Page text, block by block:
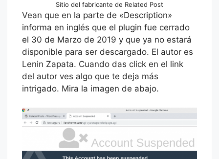
Sitio del fabricante de Related Post
Vean que en la parte de «Description»
informa en inglés que el plugin fue cerrado
el 30 de Marzo de 2019 y que ya no estará
disponible para ser descargado. El autor es
Lenin Zapata. Cuando das click en el link
del autor ves algo que te deja más
intrigado. Mira la imagen de abajo.